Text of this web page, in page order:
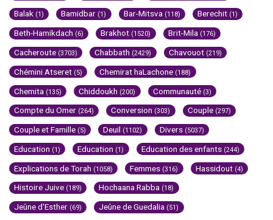
Balak (1) Bamidbar (1) Bar-Mitsva (118) Berechit (1)
Beth-Hamikdach (6) Brakhot (1520) Brit-Mila (176)
Cacheroute (3703) Chabbath (2429) Chavouot (219)
Chémini Atseret (5) Chemirat haLachone (188)
Chemita (135) Chiddoukh (200) Communauté (3)
Compte du Omer (264) Conversion (303) Couple (297)
Couple et Famille (5) Deuil (1102) Divers (5037)
Education (1) Education (1) Education des enfants (244)
Explications de Torah (1058) Femmes (316) Hassidout (4)
Histoire Juive (189) Hochaana Rabba (18)
Jeûne d'Esther (69) Jeûne de Guedalia (51)